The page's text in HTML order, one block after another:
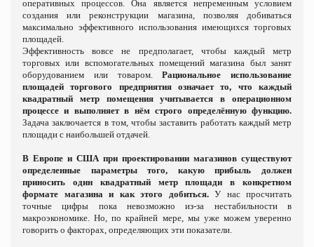
оперативных процессов. Она является непременным условием
создания или реконструкции магазина, позволяя добиваться
максимально эффективного использования имеющихся торговых
площадей.
Эффективность вовсе не предполагает, чтобы каждый метр
торговых или вспомогательных помещений магазина был занят
оборудованием или товаром.Рациональное использование
площадей торгового предприятия означает то, что каждый
квадратный метр помещения учитывается в операционном
процессе и выполняет в нём строго определённую функцию.
Задача заключается в том, чтобы заставить работать каждый метр
площади с наибольшей отдачей.
В Европе и США при проектировании магазинов существуют
определенные параметры того, какую прибыль должен
приносить один квадратный метр площади в конкретном
формате магазина и как этого добиться. У нас просчитать
точные цифры пока невозможно из-за нестабильности в
макроэкономике. Но, по крайней мере, мы уже можем уверенно
говорить о факторах, определяющих эти показатели.